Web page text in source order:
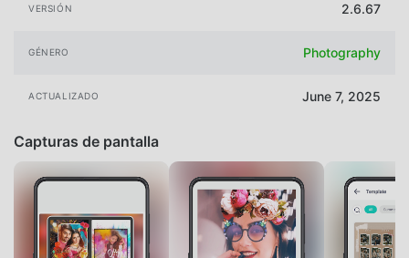
VERSIÓN 2.6.67
GÉNERO Photography
ACTUALIZADO June 7, 2025
Capturas de pantalla